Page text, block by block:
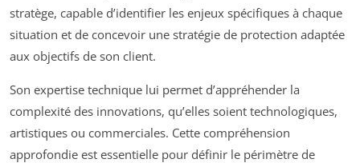
stratège, capable d’identifier les enjeux spécifiques à chaque
situation et de concevoir une stratégie de protection adaptée
aux objectifs de son client.
Son expertise technique lui permet d’appréhender la
complexité des innovations, qu’elles soient technologiques,
artistiques ou commerciales. Cette compréhension
approfondie est essentielle pour définir le périmètre de